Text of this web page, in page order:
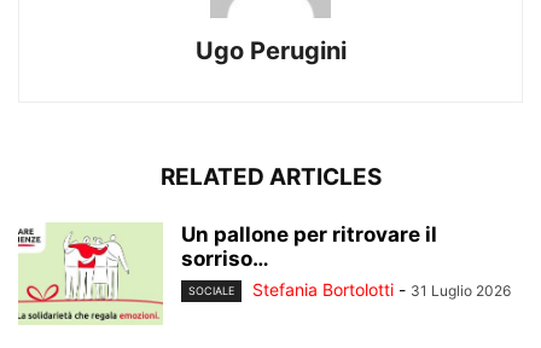
Ugo Perugini
RELATED ARTICLES
Un pallone per ritrovare il
sorriso…
SOCIALE Stefania Bortolotti - 31 Luglio 2026